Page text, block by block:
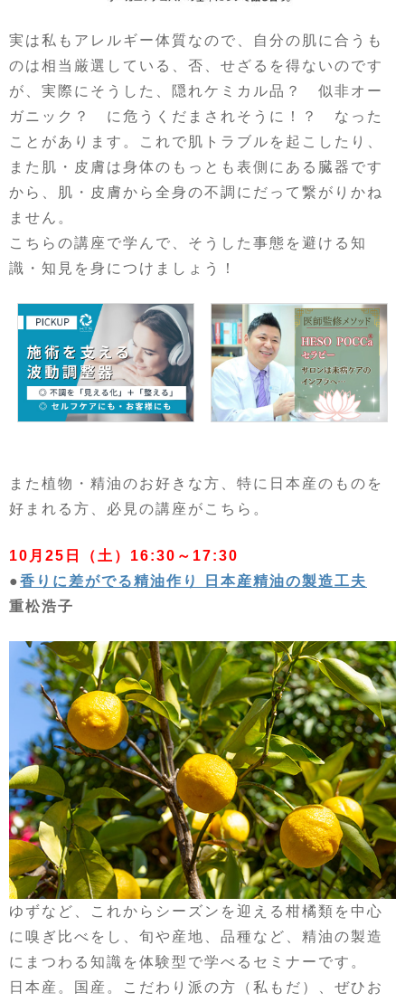
実は私もアレルギー体質なので、自分の肌に合うも
のは相当厳選している、否、せざるを得ないのです
が、実際にそうした、隠れケミカル品？ 似非オー
ガニック？ に危うくだまされそうに！？ なった
ことがあります。これで肌トラブルを起こしたり、
また肌・皮膚は身体のもっとも表側にある臓器です
から、肌・皮膚から全身の不調にだって繋がりかね
ません。
こちらの講座で学んで、そうした事態を避ける知
識・知見を身につけましょう！
また植物・精油のお好きな方、特に日本産のものを
好まれる方、必見の講座がこちら。
10月25日（土）16:30～17:30
●香りに差がでる精油作り 日本産精油の製造工夫
重松浩子
ゆずなど、これからシーズンを迎える柑橘類を中心
に嗅ぎ比べをし、旬や産地、品種など、精油の製造
にまつわる知識を体験型で学べるセミナーです。
日本産。国産。こだわり派の方（私もだ）、ぜひお